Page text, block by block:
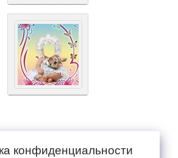
конфиденциальности